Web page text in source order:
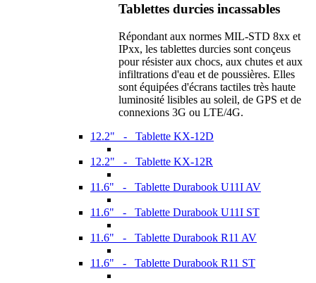
Tablettes durcies incassables
Répondant aux normes MIL-STD 8xx et
IPxx, les tablettes durcies sont conçeus
pour résister aux chocs, aux chutes et aux
infiltrations d'eau et de poussières. Elles
sont équipées d'écrans tactiles très haute
luminosité lisibles au soleil, de GPS et de
connexions 3G ou LTE/4G.
12.2" - Tablette KX-12D
12.2" - Tablette KX-12R
11.6" - Tablette Durabook U11I AV
11.6" - Tablette Durabook U11I ST
11.6" - Tablette Durabook R11 AV
11.6" - Tablette Durabook R11 ST